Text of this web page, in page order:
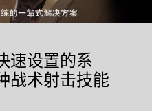
速设置的系
战术射击技能